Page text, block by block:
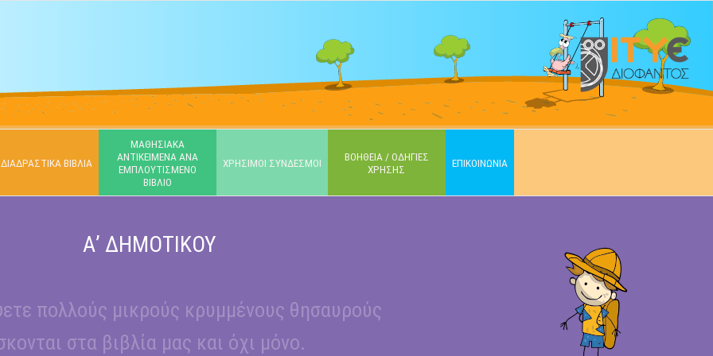
ΔΙΑΔΡΑΣΤΙΚΑ ΒΙΒΛΙΑ
ΜΑΘΗΣΙΑΚΑ
ΑΝΤΙΚΕΙΜΕΝΑ ΑΝΑ
ΕΜΠΛΟΥΤΙΣΜΕΝΟ
ΒΙΒΛΙΟ
ΧΡΗΣΙΜΟΙ ΣΥΝΔΕΣΜΟΙ
ΒΟΗΘΕΙΑ / ΟΔΗΓΙΕΣ
ΧΡΗΣΗΣ
ΕΠΙΚΟΙΝΩΝΙΑ
Α’ ΔΗΜΟΤΙΚΟΥ
εικόνες, χάρτες και άλλα πολλά!